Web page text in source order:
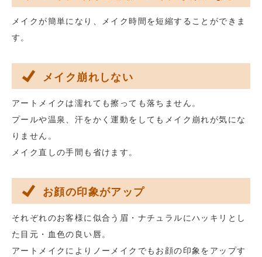
メイクが簡単になり、メイク時間を短縮することができま
す。
メイク崩れしない
アートメイクは濡れても擦っても落ちません。
プールや温泉、汗をかく運動をしてもメイク崩れが気にな
りません。
メイク直しの手間も省けます。
お顔の印象がアップ
それぞれのお客様に似合う眉・ナチュラルにハッキリとし
た目元・血色の良い唇。
アートメイクによりノーメイクでもお顔の印象をアップす